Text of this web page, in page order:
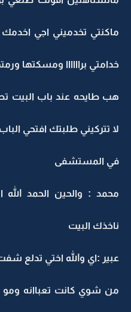
ماكنتي تخدميني اجي اخدمك
خدامتي براااااا ومسكتها
هب طايحه عند باب البيت
لا تتركيني طلبتك افتحي
في المستشفى
محمد : والحين الحمد الله
ناخذك البيت
عبير :اي والله اختي تدلع
من شوي كانت تعباانه